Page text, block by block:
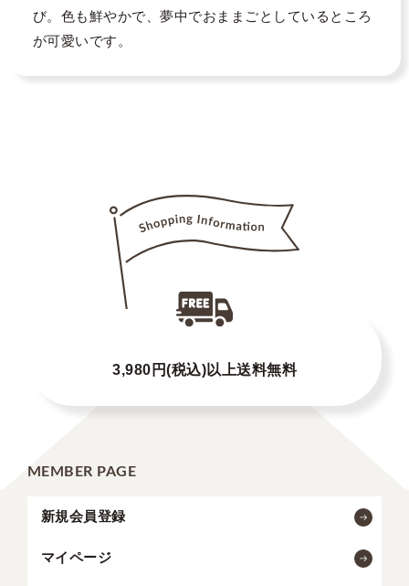
び。色も鮮やかで、夢中でおままごとしているところ
が可愛いです。
3,980円(税込)以上送料無料
MEMBER PAGE
新規会員登録
マイページ